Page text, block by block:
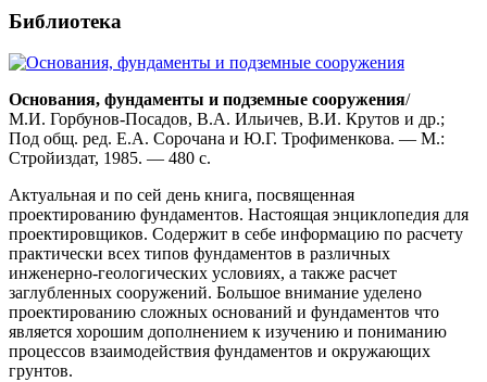
Библиотека
Основания, фундаменты и подземные сооружения/
М.И. Горбунов-Посадов, В.А. Ильичев, В.И. Крутов и др.;
Под общ. ред. Е.А. Сорочана и Ю.Г. Трофименкова. — М.:
Стройиздат, 1985. — 480 с.
Актуальная и по сей день книга, посвященная
проектированию фундаментов. Настоящая энциклопедия для
проектировщиков. Содержит в себе информацию по расчету
практически всех типов фундаментов в различных
инженерно-геологических условиях, а также расчет
заглубленных сооружений. Большое внимание уделено
проектированию сложных оснований и фундаментов что
является хорошим дополнением к изучению и пониманию
процессов взаимодействия фундаментов и окружающих
грунтов.